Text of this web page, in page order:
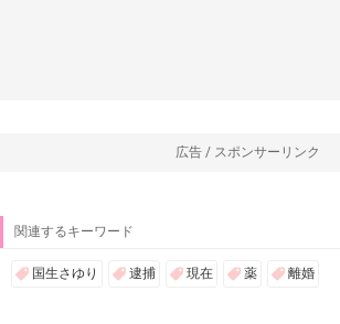
広告 / スポンサーリンク
関連するキーワード
国生さゆり 逮捕 現在 薬 離婚